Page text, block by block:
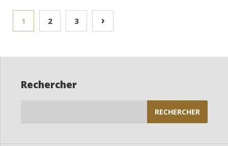
Pagination
des
publications
1 2 3 ›
Rechercher